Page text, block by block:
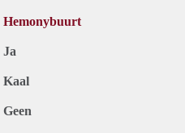
Hemonybuurt
Ja
Kaal
Geen